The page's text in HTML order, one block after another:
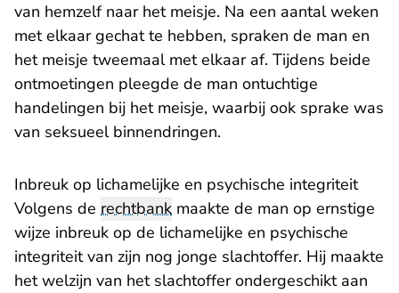
van hemzelf naar het meisje. Na een aantal weken
met elkaar gechat te hebben, spraken de man en
het meisje tweemaal met elkaar af. Tijdens beide
ontmoetingen pleegde de man ontuchtige
handelingen bij het meisje, waarbij ook sprake was
van seksueel binnendringen.
Inbreuk op lichamelijke en psychische integriteit
Volgens de rechtbank maakte de man op ernstige
wijze inbreuk op de lichamelijke en psychische
integriteit van zijn nog jonge slachtoffer. Hij maakte
het welzijn van het slachtoffer ondergeschikt aan